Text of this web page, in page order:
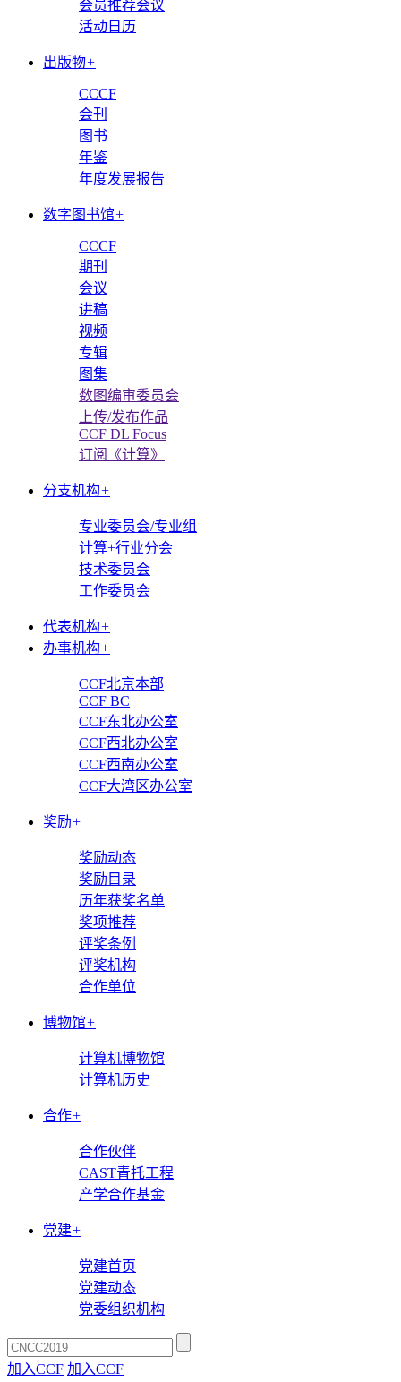
会员推荐会议
活动日历
出版物+
CCCF
会刊
图书
年鉴
年度发展报告
数字图书馆+
CCCF
期刊
会议
讲稿
视频
专辑
图集
数图编审委员会
上传/发布作品
CCF DL Focus
订阅《计算》
分支机构+
专业委员会/专业组
计算+行业分会
技术委员会
工作委员会
代表机构+
办事机构+
CCF北京本部
CCF BC
CCF东北办公室
CCF西北办公室
CCF西南办公室
CCF大湾区办公室
奖励+
奖励动态
奖励目录
历年获奖名单
奖项推荐
评奖条例
评奖机构
合作单位
博物馆+
计算机博物馆
计算机历史
合作+
合作伙伴
CAST青托工程
产学合作基金
党建+
党建首页
党建动态
党委组织机构
加入CCF 加入CCF